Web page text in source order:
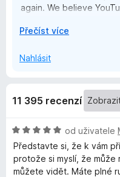
d
b
l
o
c
again. We believe
blocking ads as normal.
R
z
i
d
o
Přečíst více
Nahlásit
11 395 recenzí
H
o
d
n
od uživatele
Představte si, že k vám
protože si myslí, že
můžete vidět. Máte plné